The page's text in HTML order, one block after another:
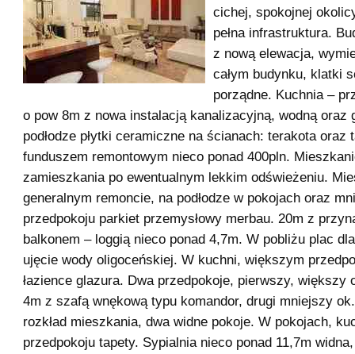
cichej, spokojnej
pełna infrastruktura.
z nową elewacja,
całym budynku, klatki
porządne. Kuchnia –
o pow 8m z nowa instalacją kanalizacyjną, wodną oraz
podłodze płytki ceramiczne na ścianach: terakota oraz
funduszem remontowym nieco ponad 400pln.
zamieszkania po ewentualnym lekkim odświeżeniu.
generalnym remoncie, na podłodze w pokojach oraz
przedpokoju parkiet przemysłowy merbau. 20m z
balkonem – loggią nieco ponad 4,7m. W pobliżu plac
ujęcie wody oligoceńskiej. W kuchni, większym
łazience glazura. Dwa przedpokoje, pierwszy, większy
4m z szafą wnękową typu komandor, drugi mniejszy
rozkład mieszkania, dwa widne pokoje. W pokojach,
przedpokoju tapety. Sypialnia nieco ponad 11,7m